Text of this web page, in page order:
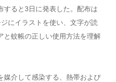
すると3日に発表した。配布は
にイラストを使い、文字が読
と蚊帳の正しい使用方法を理解
媒介して感染する、熱帯および